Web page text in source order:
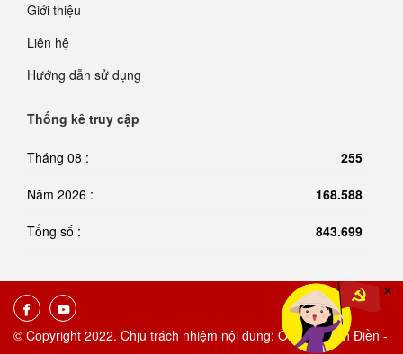
Giới thiệu
Liên hệ
Hướng dẫn sử dụng
Thống kê truy cập
Tháng 08 : 255
Năm 2026 : 168.588
Tổng số : 843.699
© Copyright 2022. Chịu trách nhiệm nội dung: Ông Vũ Tiến Điền -